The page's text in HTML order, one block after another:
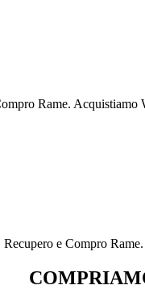
Rame. Acquistiamo
e Compro